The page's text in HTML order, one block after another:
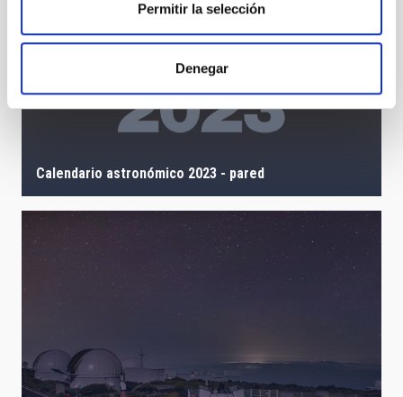
Permitir la selección
Denegar
Calendario astronómico 2023 - pared